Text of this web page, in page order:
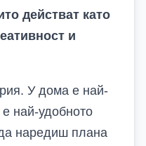
действат като
и
У дома е най-
най-удобното
наредиш плана